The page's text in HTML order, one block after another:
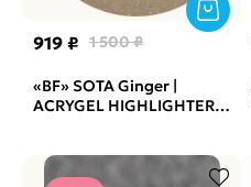
919 ₽ 1 500 ₽
«BF» SOTA Ginger |
ACRYGEL HIGHLIGHTER